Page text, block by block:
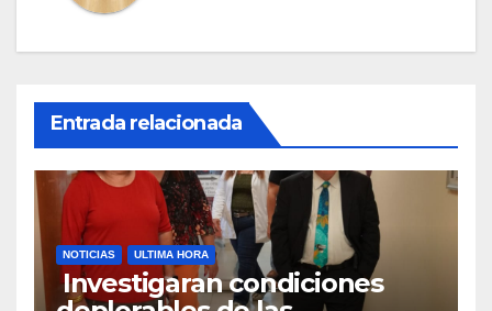
Entrada relacionada
NOTICIAS ULTIMA HORA
Investigaran condiciones